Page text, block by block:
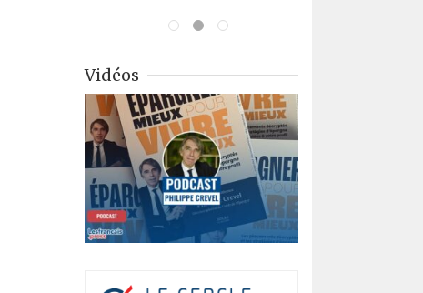
Vidéos